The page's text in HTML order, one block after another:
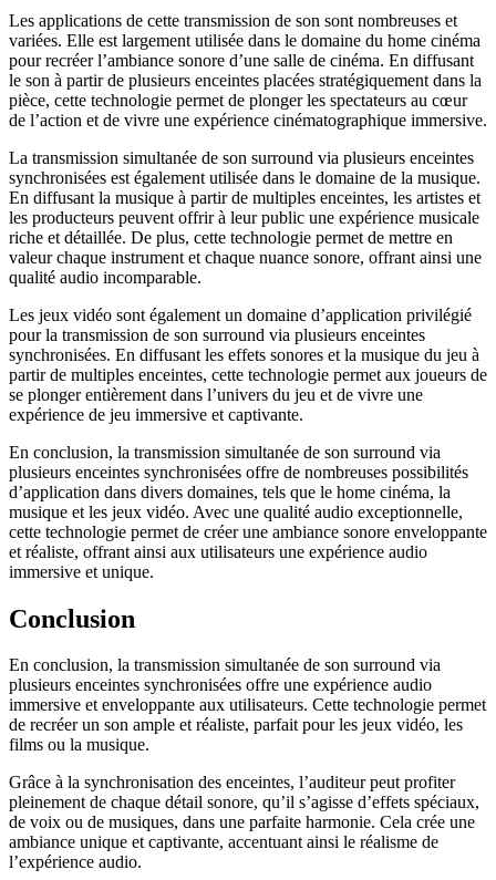
Les applications de cette transmission de son sont nombreuses et
variées. Elle est largement utilisée dans le domaine du home cinéma
pour recréer l’ambiance sonore d’une salle de cinéma. En diffusant
le son à partir de plusieurs enceintes placées stratégiquement dans la
pièce, cette technologie permet de plonger les spectateurs au cœur
de l’action et de vivre une expérience cinématographique immersive.
La transmission simultanée de son surround via plusieurs enceintes
synchronisées est également utilisée dans le domaine de la musique.
En diffusant la musique à partir de multiples enceintes, les artistes et
les producteurs peuvent offrir à leur public une expérience musicale
riche et détaillée. De plus, cette technologie permet de mettre en
valeur chaque instrument et chaque nuance sonore, offrant ainsi une
qualité audio incomparable.
Les jeux vidéo sont également un domaine d’application privilégié
pour la transmission de son surround via plusieurs enceintes
synchronisées. En diffusant les effets sonores et la musique du jeu à
partir de multiples enceintes, cette technologie permet aux joueurs de
se plonger entièrement dans l’univers du jeu et de vivre une
expérience de jeu immersive et captivante.
En conclusion, la transmission simultanée de son surround via
plusieurs enceintes synchronisées offre de nombreuses possibilités
d’application dans divers domaines, tels que le home cinéma, la
musique et les jeux vidéo. Avec une qualité audio exceptionnelle,
cette technologie permet de créer une ambiance sonore enveloppante
et réaliste, offrant ainsi aux utilisateurs une expérience audio
immersive et unique.
Conclusion
En conclusion, la transmission simultanée de son surround via
plusieurs enceintes synchronisées offre une expérience audio
immersive et enveloppante aux utilisateurs. Cette technologie permet
de recréer un son ample et réaliste, parfait pour les jeux vidéo, les
films ou la musique.
Grâce à la synchronisation des enceintes, l’auditeur peut profiter
pleinement de chaque détail sonore, qu’il s’agisse d’effets spéciaux,
de voix ou de musiques, dans une parfaite harmonie. Cela crée une
ambiance unique et captivante, accentuant ainsi le réalisme de
l’expérience audio.